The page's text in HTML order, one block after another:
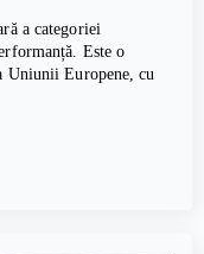
a categoriei
Este o
Uniunii Europene, cu